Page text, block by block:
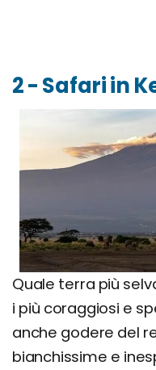
2 - Safari in
Quale terra più
i più coraggiosi e
anche godere del
bianchissime e